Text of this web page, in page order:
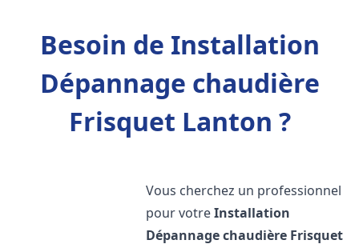
Besoin de Installation
Dépannage chaudière
Frisquet Lanton ?
Vous cherchez un professionnel
pour votreInstallation
Dépannage chaudière Frisquet